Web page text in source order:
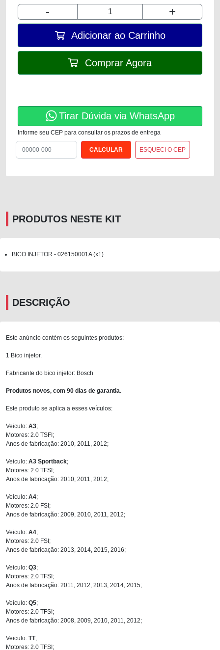
- +
Adicionar ao Carrinho
Comprar Agora
Tirar Dúvida via WhatsApp
Informe seu CEP para consultar os prazos de entrega
ESQUECI O CEP
PRODUTOS NESTE KIT
BICO INJETOR - 026150001A (x1)
DESCRIÇÃO
Este anúncio contém os seguintes produtos:
1 Bico injetor.
Fabricante do bico injetor: Bosch
Produtos novos, com 90 dias de garantia
Este produto se aplica a esses veículos:
Veiculo: A3;
Motores: 2.0 TSFI;
Anos de fabricação: 2010, 2011, 2012;
Veiculo: A3 Sportback;
Motores: 2.0 TFSI;
Anos de fabricação: 2010, 2011, 2012;
Veiculo: A4;
Motores: 2.0 FSI;
Anos de fabricação: 2009, 2010, 2011, 2012;
Veiculo: A4;
Motores: 2.0 FSI;
Anos de fabricação: 2013, 2014, 2015, 2016;
Veiculo: Q3;
Motores: 2.0 TFSI;
Anos de fabricação: 2011, 2012, 2013, 2014, 2015;
Veiculo: Q5;
Motores: 2.0 TFSI;
Anos de fabricação: 2008, 2009, 2010, 2011, 2012;
Veiculo: TT;
Motores: 2.0 TFSI;